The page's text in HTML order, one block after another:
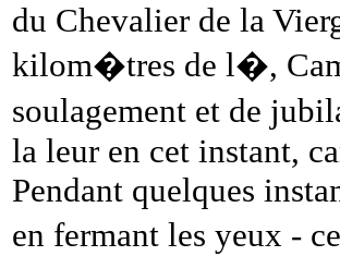
du Chevalier de la
kilom�tres de l�,
soulagement et de
la leur en cet instant,
Pendant quelques
en fermant les yeux -